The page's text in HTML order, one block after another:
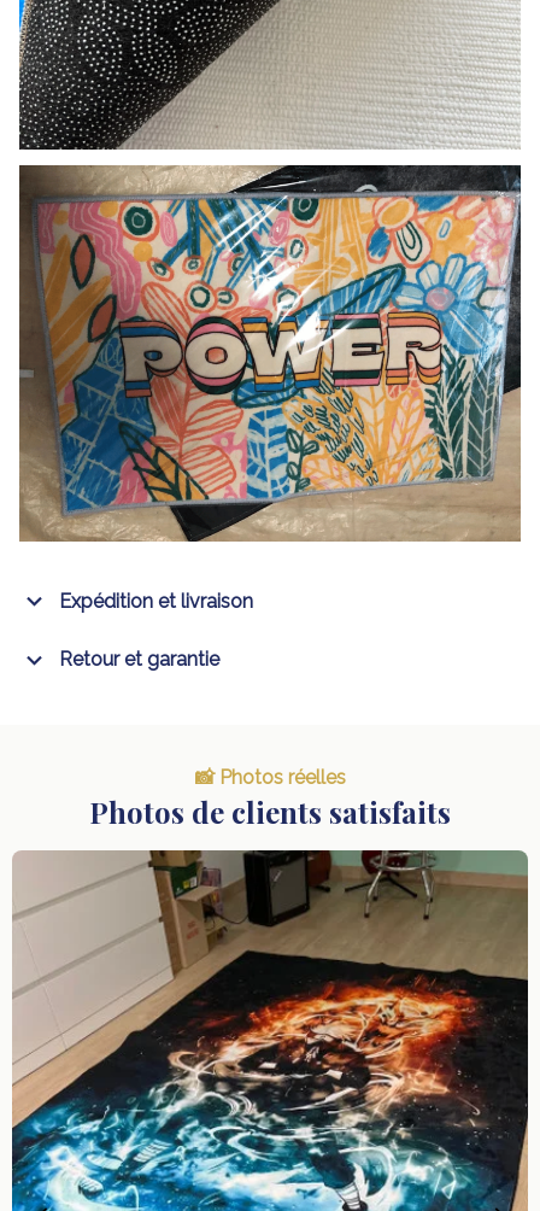
Expédition et livraison
Retour et garantie
📸 Photos réelles
Photos de clients satisfaits